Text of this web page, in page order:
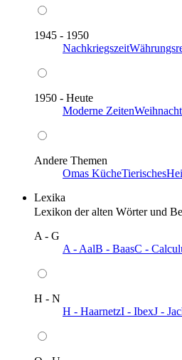
1945 - 1950
Nachkriegszeit
1950 - Heute
Moderne Zeiten
Andere Themen
Omas KücheTierisches
Lexika
Lexikon der alten Wörter und
A - G
A - AalB - BaasC -
H - N
H - HaarnetzI - IbexJ -